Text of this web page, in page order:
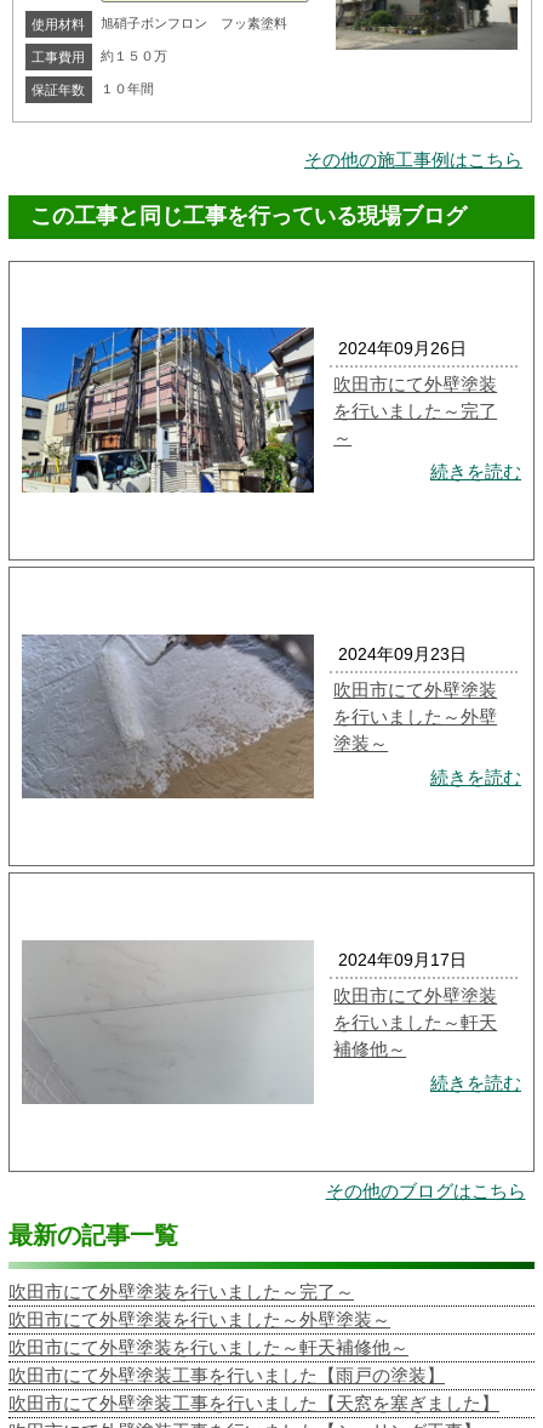
使用材料 旭硝子ボンフロン フッ素塗料
工事費用 約１５０万
保証年数 １０年間
その他の施工事例はこちら
この工事と同じ工事を行っている現場ブログ
2024年09月26日
吹田市にて外壁塗装
を行いました～完了
～
続きを読む
2024年09月23日
吹田市にて外壁塗装
を行いました～外壁
塗装～
続きを読む
2024年09月17日
吹田市にて外壁塗装
を行いました～軒天
補修他～
続きを読む
その他のブログはこちら
最新の記事一覧
吹田市にて外壁塗装を行いました～完了～
吹田市にて外壁塗装を行いました～外壁塗装～
吹田市にて外壁塗装を行いました～軒天補修他～
吹田市にて外壁塗装工事を行いました【雨戸の塗装】
吹田市にて外壁塗装工事を行いました【天窓を塞ぎました】